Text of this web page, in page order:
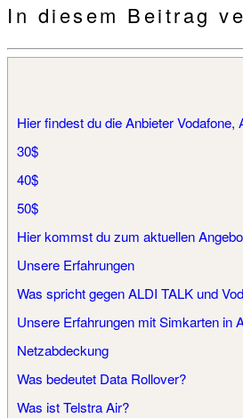
In diesem Beitrag
Hier findest du die Anbieter
30$
40$​​
50$
Hier kommst du zum aktuellen
Unsere Erfahrungen
Was spricht gegen ALDI TALK und
Unsere Erfahrungen mit Simkarten in
Netzabdeckung
Was bedeutet Data Rollover?
Was ist Telstra Air?